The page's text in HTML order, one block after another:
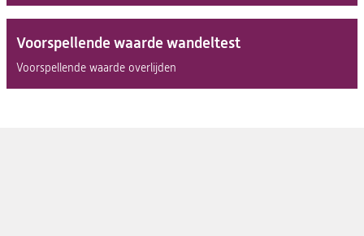
Voorspellende waarde wandeltest
Voorspellende waarde overlijden